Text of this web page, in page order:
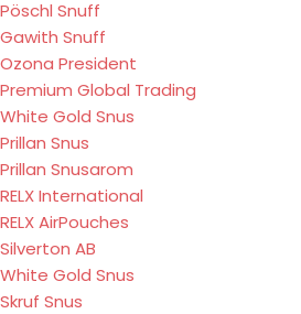
Pöschl Snuff
Gawith Snuff
Ozona President
Premium Global Trading
White Gold Snus
Prillan Snus
Prillan Snusarom
RELX International
RELX AirPouches
Silverton AB
White Gold Snus
Skruf Snus